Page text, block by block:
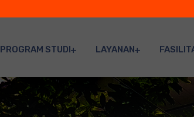
PROGRAM STUDI LAYANAN